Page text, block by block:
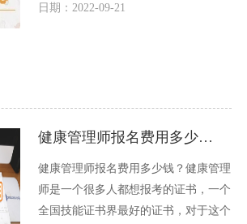
日期：2022-09-21
健康管理师报名费用多少钱？
健康管理师报名费用多少钱？健康管理
师是一个很多人都想报考的证书，一个
全国技能证书界最好的证书，对于这个